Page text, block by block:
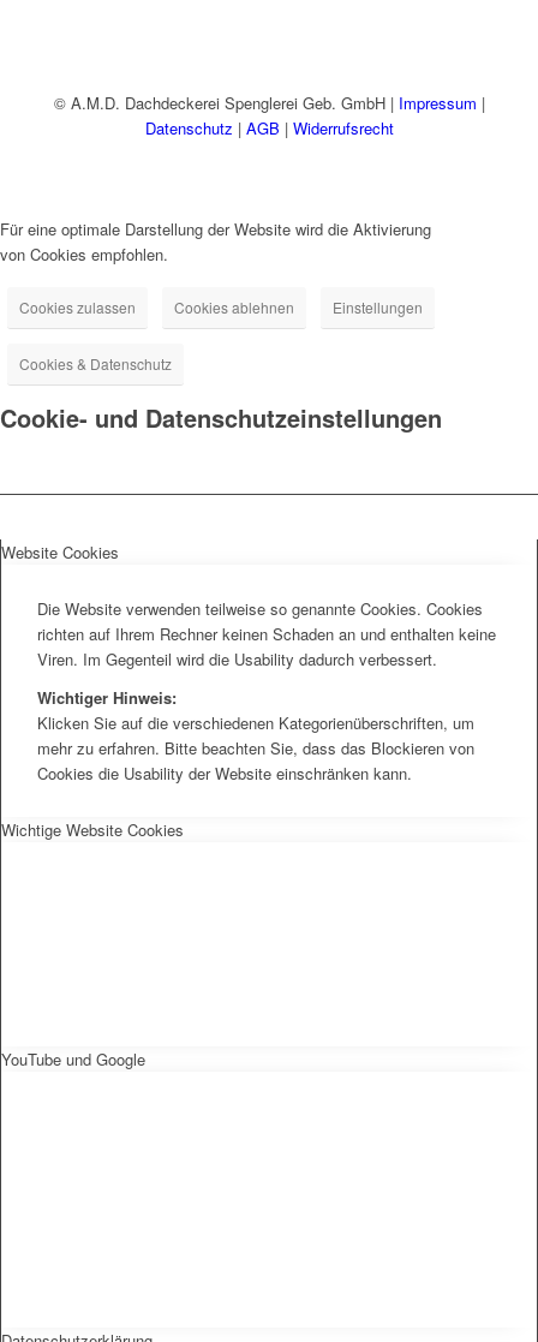
© A.M.D. Dachdeckerei Spenglerei Geb. GmbH | Impressum |
Datenschutz | AGB | Widerrufsrecht
Für eine optimale Darstellung der Website wird die Aktivierung
von Cookies empfohlen.
Cookies zulassen Cookies ablehnen Einstellungen
Cookies & Datenschutz
Cookie- und Datenschutzeinstellungen
Website Cookies
Die Website verwenden teilweise so genannte Cookies. Cookies
richten auf Ihrem Rechner keinen Schaden an und enthalten keine
Viren. Im Gegenteil wird die Usability dadurch verbessert.
Wichtiger Hinweis:
Klicken Sie auf die verschiedenen Kategorienüberschriften, um
mehr zu erfahren. Bitte beachten Sie, dass das Blockieren von
Cookies die Usability der Website einschränken kann.
Wichtige Website Cookies
YouTube und Google